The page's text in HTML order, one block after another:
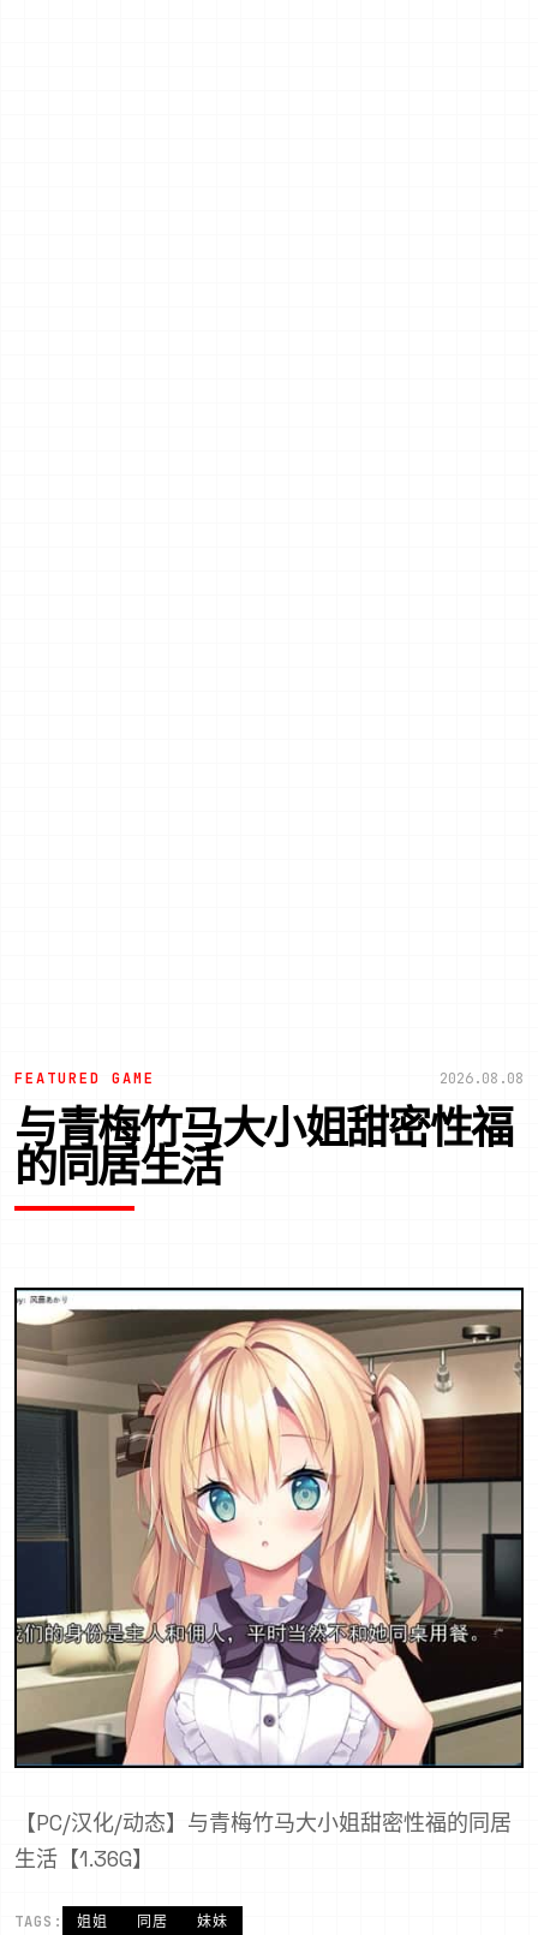
FEATURED GAME 2026.08.08
与青梅竹马大小姐甜密性福
的同居生活
【PC/汉化/动态】与青梅竹马大小姐甜密性福的同居
生活【1.36G】
TAGS: 姐姐 同居 妹妹